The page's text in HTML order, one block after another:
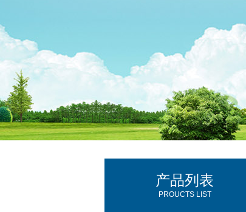
西安可雷可水电设备有限公司
产品列表
PROUCTS LIST